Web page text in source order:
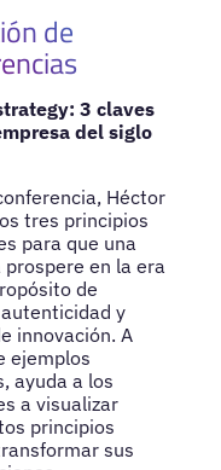
de
3 claves
del siglo
Héctor
tres principios
para que una
en la era
de
y
innovación. A
ejemplos
ayuda a los
a visualizar
principios
sus